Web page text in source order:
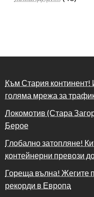
Към Стария континент!
голяма мрежа за
Локомотив (Стара
Берое
Глобално затопляне!
контейнерни превози
Гореща вълна! Жегите
рекорди в Европа